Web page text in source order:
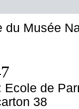
du Musée
Ecole de
38